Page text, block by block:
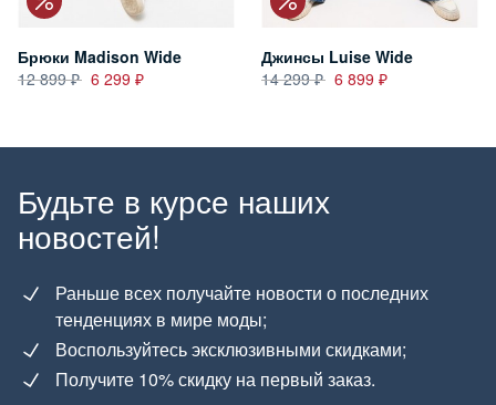
Брюки Madison Wide
12 899
6 299
Джинсы Luise Wide
14 299
6 899
Будьте в курсе наших
новостей!
Раньше всех получайте новости о последних
тенденциях в мире моды;
Воспользуйтесь эксклюзивными скидками;
Получите 10% скидку на первый заказ.